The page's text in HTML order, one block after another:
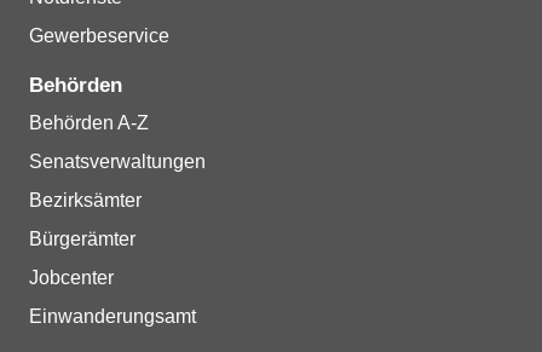
Gewerbeservice
Behörden
Behörden A-Z
Senatsverwaltungen
Bezirksämter
Bürgerämter
Jobcenter
Einwanderungsamt